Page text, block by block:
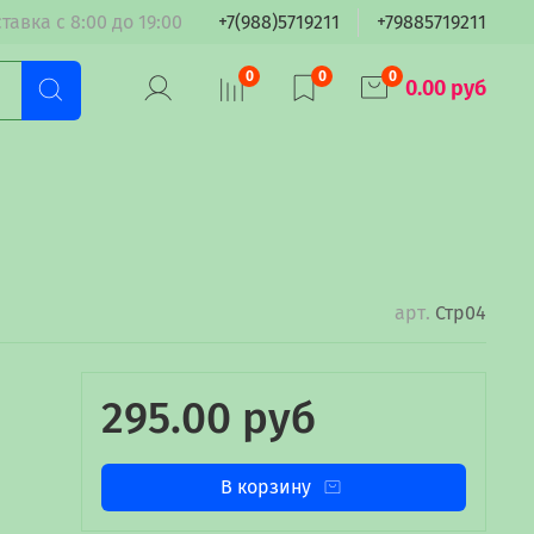
с 8:00 до 19:00 +7(988)5719211 +79885719211
0 0 0 0.00 руб
арт. Стр04
295.00 руб
В корзину